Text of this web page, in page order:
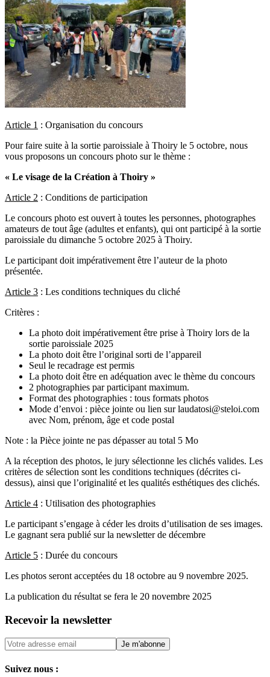
Article 1 : Organisation du concours
Pour faire suite à la sortie paroissiale à Thoiry le 5 octobre, nous
vous proposons un concours photo sur le thème :
« Le visage de la Création à Thoiry »
Article 2 : Conditions de participation
Le concours photo est ouvert à toutes les personnes, photographes
amateurs de tout âge (adultes et enfants), qui ont participé à la sortie
paroissiale du dimanche 5 octobre 2025 à Thoiry.
Le participant doit impérativement être l’auteur de la photo
présentée.
Article 3 : Les conditions techniques du cliché
Critères :
La photo doit impérativement être prise à Thoiry lors de la
sortie paroissiale 2025
La photo doit être l’original sorti de l’appareil
Seul le recadrage est permis
La photo doit être en adéquation avec le thème du concours
2 photographies par participant maximum.
Format des photographies : tous formats photos
Mode d’envoi : pièce jointe ou lien sur laudatosi@steloi.com
avec Nom, prénom, âge et code postal
Note : la Pièce jointe ne pas dépasser au total 5 Mo
A la réception des photos, le jury sélectionne les clichés valides. Les
critères de sélection sont les conditions techniques (décrites ci-
dessus), ainsi que l’originalité et les qualités esthétiques des clichés.
Article 4 : Utilisation des photographies
Le participant s’engage à céder les droits d’utilisation de ses images.
Le gagnant sera publié sur la newsletter de décembre
Article 5 : Durée du concours
Les photos seront acceptées du 18 octobre au 9 novembre 2025.
La publication du résultat se fera le 20 novembre 2025
Recevoir la newsletter
Je m'abonne
Suivez nous :